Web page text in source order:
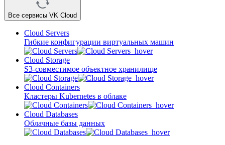
Все сервисы VK Cloud
Cloud Servers
Гибкие конфигурации виртуальных машин
Cloud Storage
S3-совместимое объектное хранилище
Cloud Containers
Кластеры Kubernetes в облаке
Cloud Databases
Облачные базы данных